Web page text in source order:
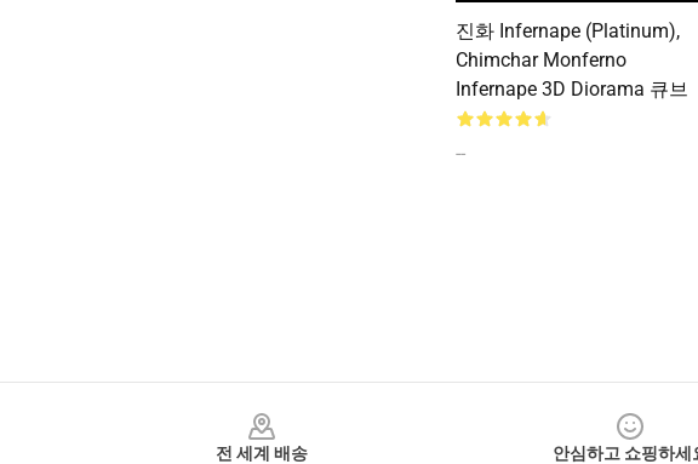
진화 Infernape (Platinum),
Chimchar Monferno
Infernape 3D Diorama 큐브
--
전 세계 배송
안심하고 쇼핑하세